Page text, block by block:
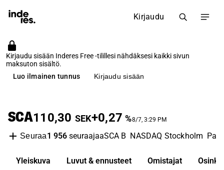
Kirjaudu
Kirjaudu sisään Inderes Free -tilillesi nähdäksesi kaikki sivun
maksuton sisältö.
Luo ilmainen tunnus
Kirjaudu sisään
SCA110,30 SEK+0,27 %8/7, 3:29 PM
Seuraa1 956seuraajaaSCA B NASDAQ Stockholm
Yleiskuva Luvut & ennusteet Omistajat Osinko